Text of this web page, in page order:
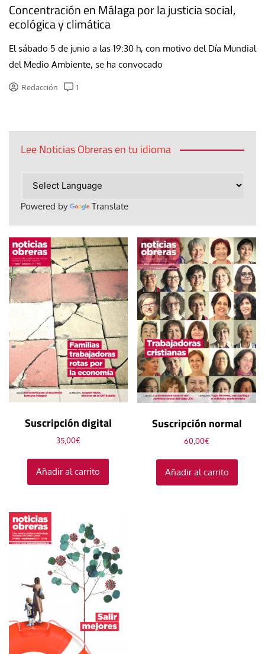
Concentración en Málaga por la justicia social,
ecológica y climática
El sábado 5 de junio a las 19:30 h, con motivo del Día Mundial
del Medio Ambiente, se ha convocado
Redacción 1
Lee Noticias Obreras en tu idioma
Powered by Translate
Suscripción digital
35,00€
Añadir al carrito
Suscripción normal
60,00€
Añadir al carrito